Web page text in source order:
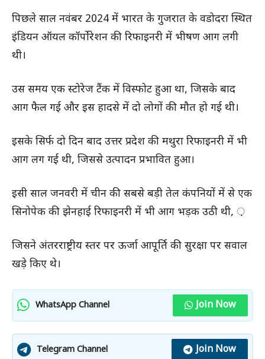
पिछले साल नवंबर 2024 में भारत के गुजरात के वडोदरा स्थित
इंडियन ऑयल कॉर्पोरेशन की रिफाइनरी में भीषण आग लगी
थी।
उस समय एक स्टोरेज टैंक में विस्फोट हुआ था, जिसके बाद
आग फैल गई और इस हादसे में दो लोगों की मौत हो गई थी।
इसके सिर्फ दो दिन बाद उत्तर प्रदेश की मथुरा रिफाइनरी में भी
आग लग गई थी, जिससे उत्पादन प्रभावित हुआ।
इसी साल जनवरी में चीन की सबसे बड़ी तेल कंपनियों में से एक
सिनोपेक की झेनहाई रिफाइनरी में भी आग भड़क उठी थी, ़
जिसने अंतरराष्ट्रीय स्तर पर ऊर्जा आपूर्ति की सुरक्षा पर सवाल
खड़े किए थे।
WhatsApp Channel Join Now
Telegram Channel Join Now